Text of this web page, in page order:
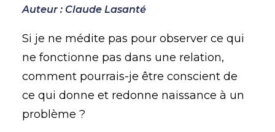
Auteur : Claude Lasanté
Si je ne médite pas pour observer ce qui
ne fonctionne pas dans une relation,
comment pourrais-je être conscient de
ce qui donne et redonne naissance à un
problème ?